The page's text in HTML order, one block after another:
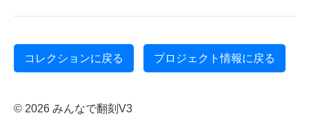
コレクションに戻る プロジェクト情報に戻る
© 2026 みんなで翻刻V3